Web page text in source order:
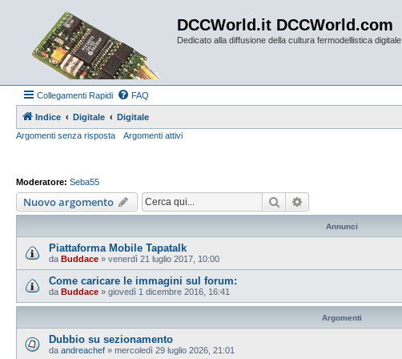
DCCWorld.it DCCWorld.com
Dedicato alla diffusione della cultura fermodellistica digitale.
Collegamenti Rapidi FAQ
Indice Digitale
Digitale
Argomenti senza risposta
Argomenti attivi
Moderatore: Seba55
Nuovo argomento Cerca
Annunci
Piattaforma Mobile Tapatalk
da Buddace » venerdì 21 luglio 2017, 10:00
Come caricare le immagini sul forum:
da Buddace » giovedì 1 dicembre 2016, 16:41
Argomenti
Dubbio su sezionamento
da andreachef » mercoledì 29 luglio 2026, 21:01